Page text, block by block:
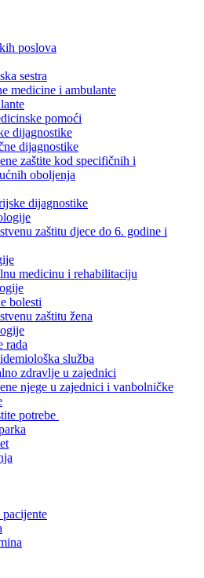
poslova
sestra
medicine i ambulante
pomoći
dijagnostike
dijagnostike
zaštite kod specifičnih i
oboljenja
dijagnostike
zaštitu djece do 6. godine i
medicinu i rehabilitaciju
bolesti
zaštitu žena
rada
služba
zdravlje u zajednici
njege u zajednici i vanbolničke
potrebe
pacijente